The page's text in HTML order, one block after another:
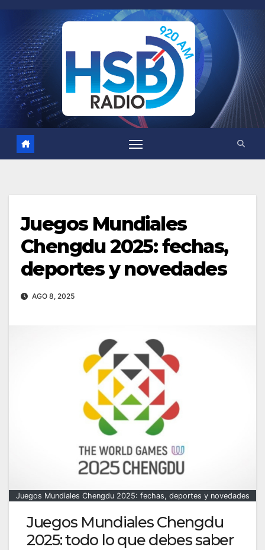
contenido
Juegos Mundiales
Chengdu 2025: fechas,
deportes y novedades
AGO 8, 2025
Juegos Mundiales Chengdu 2025: fechas, deportes y novedades
Juegos Mundiales Chengdu
2025: todo lo que debes saber